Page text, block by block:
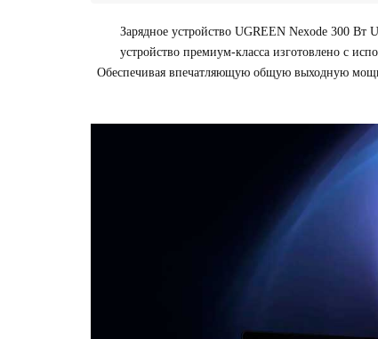
Зарядное устройство UGREEN Nexode 300 Вт
устройство премиум-класса изготовлено с
Обеспечивая впечатляющую общую выходную